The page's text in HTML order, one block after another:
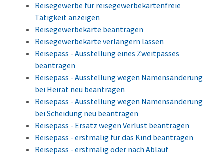
Reisegewerbe für reisegewerbekartenfreie
Tätigkeit anzeigen
Reisegewerbekarte beantragen
Reisegewerbekarte verlängern lassen
Reisepass - Ausstellung eines Zweitpasses
beantragen
Reisepass - Ausstellung wegen Namensänderung
bei Heirat neu beantragen
Reisepass - Ausstellung wegen Namensänderung
bei Scheidung neu beantragen
Reisepass - Ersatz wegen Verlust beantragen
Reisepass - erstmalig für das Kind beantragen
Reisepass - erstmalig oder nach Ablauf